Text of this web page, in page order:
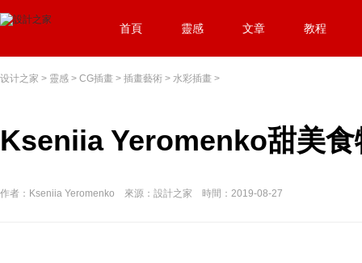
首頁 靈感 文章 教程
设计之家 > 靈感 > CG插畫 > 插畫藝術 > 水彩插畫 >
Kseniia Yeromenko甜美食
作者：Kseniia Yeromenko 來源：設計之家 時間：2019-08-27